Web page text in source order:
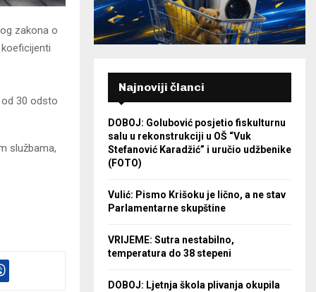
zakona o
30 odsto
službama,
Najnoviji članci
DOBOJ: Golubović posjetio fiskulturnu
salu u rekonstrukciji u OŠ “Vuk
Stefanović Karadžić” i uručio udžbenike
(FOTO)
Vulić: Pismo Krišoku je lično, a ne stav
Parlamentarne skupštine
VRIJEME: Sutra nestabilno,
temperatura do 38 stepeni
DOBOJ: Ljetnja škola plivanja okupila